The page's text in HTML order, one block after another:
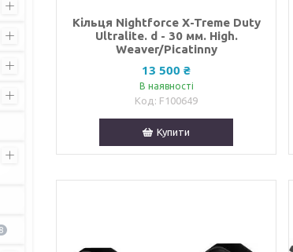
Кільця Nightforce X-Treme Duty
Ultralite. d - 30 мм. High.
Weaver/Picatinny
13 500 ₴
В наявності
F100649
Купити
8